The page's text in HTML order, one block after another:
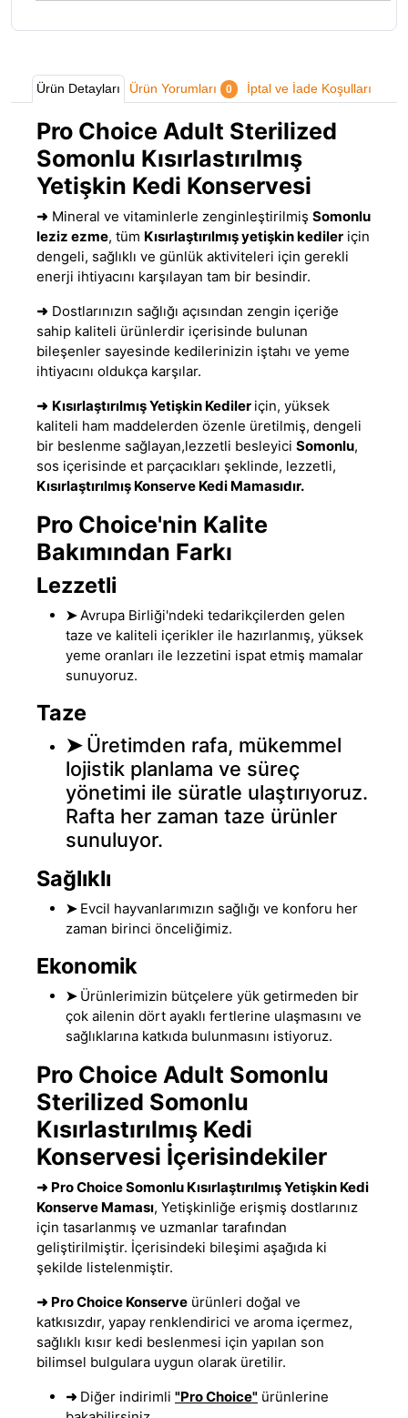
Ürün Detayları Ürün Yorumları 0 İptal ve İade Koşulları
Pro Choice Adult Sterilized
Somonlu Kısırlastırılmış
Yetişkin Kedi Konservesi
➜ Mineral ve vitaminlerle zenginleştirilmiş Somonlu
leziz ezme, tüm Kısırlaştırılmış yetişkin kediler için
dengeli, sağlıklı ve günlük aktiviteleri için gerekli
enerji ihtiyacını karşılayan tam bir besindir.
➜ Dostlarınızın sağlığı açısından zengin içeriğe
sahip kaliteli ürünlerdir içerisinde bulunan
bileşenler sayesinde kedilerinizin iştahı ve yeme
ihtiyacını oldukça karşılar.
➜ Kısırlaştırılmış Yetişkin Kediler için, yüksek
kaliteli ham maddelerden özenle üretilmiş, dengeli
bir beslenme sağlayan,lezzetli besleyici Somonlu,
sos içerisinde et parçacıkları şeklinde, lezzetli,
Kısırlaştırılmış Konserve Kedi Mamasıdır.
Pro Choice'nin Kalite
Bakımından Farkı
Lezzetli
➤Avrupa Birliği'ndeki tedarikçilerden gelen
taze ve kaliteli içerikler ile hazırlanmış, yüksek
yeme oranları ile lezzetini ispat etmiş mamalar
sunuyoruz.
Taze
➤Üretimden rafa, mükemmel
lojistik planlama ve süreç
yönetimi ile süratle ulaştırıyoruz.
Rafta her zaman taze ürünler
sunuluyor.
Sağlıklı
➤ Evcil hayvanlarımızın sağlığı ve konforu her
zaman birinci önceliğimiz.
Ekonomik
➤ Ürünlerimizin bütçelere yük getirmeden bir
çok ailenin dört ayaklı fertlerine ulaşmasını ve
sağlıklarına katkıda bulunmasını istiyoruz.
Pro Choice Adult Somonlu
Sterilized Somonlu
Kısırlastırılmış Kedi
Konservesi İçerisindekiler
➜ Pro Choice Somonlu Kısırlaştırılmış Yetişkin Kedi
Konserve Maması, Yetişkinliğe erişmiş dostlarınız
için tasarlanmış ve uzmanlar tarafından
geliştirilmiştir. İçerisindeki bileşimi aşağıda ki
şekilde listelenmiştir.
➜ Pro Choice Konserve ürünleri doğal ve
katkısızdır, yapay renklendirici ve aroma içermez,
sağlıklı kısır kedi beslenmesi için yapılan son
bilimsel bulgulara uygun olarak üretilir.
➜ Diğer indirimli "Pro Choice" ürünlerine